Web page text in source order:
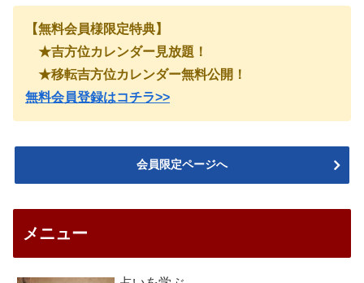
【無料会員様限定特典】
★吉方位カレンダー見放題！
★移転吉方位カレンダー無料公開！
無料会員登録はコチラ>>
会員限定ページへ
メニュー